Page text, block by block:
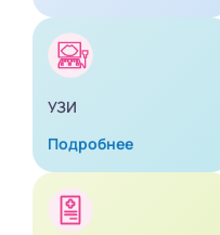
УЗИ
Подробнее